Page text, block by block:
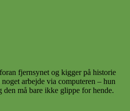
fjernsynet og kigger på historie
arbejde via computeren – hun
den må bare ikke glippe for hende.